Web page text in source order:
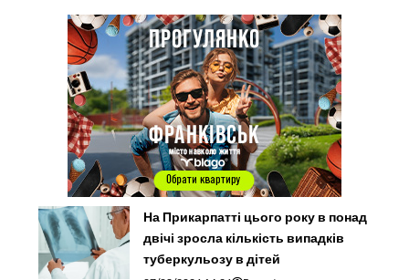
вступників отримали рекомендації
до зарахування на бюджет
07/08/2026 13:49 Reporter
Косівчанка планувала поїздку на
Мальту, а натрапила на шахраїв
07/08/2026 13:03
У Франківську місто готове
допомогти з облаштуванням